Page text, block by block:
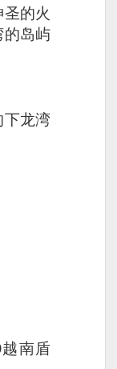
的火
岛屿
龙湾
南盾
The
menu